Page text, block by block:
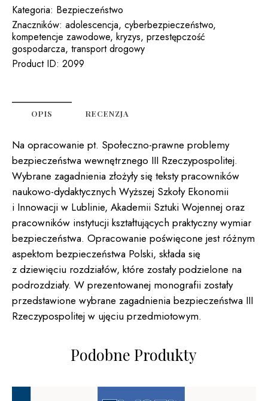
BEZPIECZEŃSTWA
WEWNĘTRZNEGO
III
RZECZYPOSPOLITEJ.
WYBRANE
Kategoria: Bezpieczeństwo
Znaczników: adolescencja, cyberbezpieczeństwo,
kompetencje zawodowe, kryzys, przestępczość
gospodarcza, transport drogowy
Product ID: 2099
OPIS RECENZJA
Na opracowanie pt. Społeczno-prawne problemy
bezpieczeństwa wewnętrznego III Rzeczypospolitej.
Wybrane zagadnienia złożyły się teksty pracowników
naukowo-dydaktycznych Wyższej Szkoły Ekonomii
i Innowacji w Lublinie, Akademii Sztuki Wojennej oraz
pracowników instytucji kształtujących praktyczny wymiar
bezpieczeństwa. Opracowanie poświęcone jest różnym
aspektom bezpieczeństwa Polski, składa się
z dziewięciu rozdziałów, które zostały podzielone na
podrozdziały. W prezentowanej monografii zostały
przedstawione wybrane zagadnienia bezpieczeństwa III
Rzeczypospolitej w ujęciu przedmiotowym.
Podobne Produkty